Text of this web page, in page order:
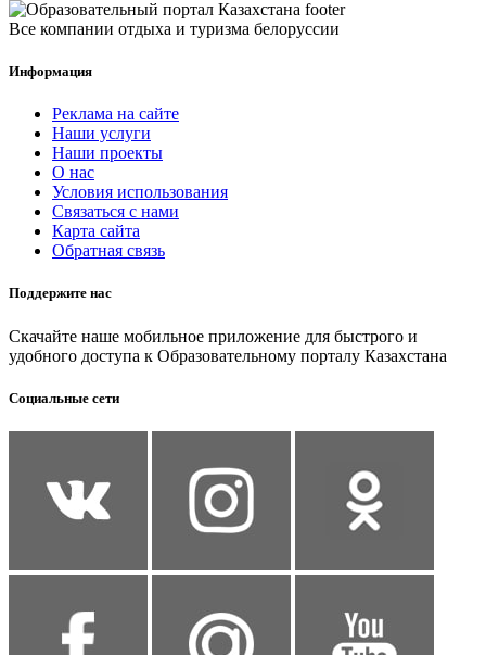
Все компании отдыха и туризма белоруссии
Информация
Реклама на сайте
Наши услуги
Наши проекты
О нас
Условия использования
Связаться с нами
Карта сайта
Обратная связь
Поддержите нас
Скачайте наше мобильное приложение для быстрого и
удобного доступа к Образовательному порталу Казахстана
Социальные сети